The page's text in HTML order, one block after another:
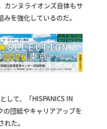
カンヌライオンズ自体もサ
を強化しているのだ。
して、「HISPANICS IN
の団結やキャリアアップを
た。